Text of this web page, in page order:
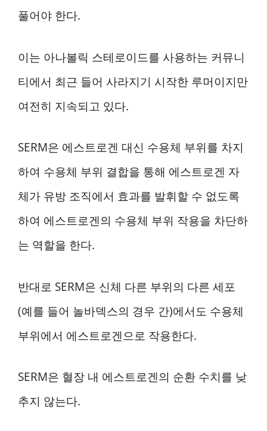
풀어야 한다.
이는 아나볼릭 스테로이드를 사용하는 커뮤니
티에서 최근 들어 사라지기 시작한 루머이지만
여전히 지속되고 있다.
SERM은 에스트로겐 대신 수용체 부위를 차지
하여 수용체 부위 결합을 통해 에스트로겐 자
체가 유방 조직에서 효과를 발휘할 수 없도록
하여 에스트로겐의 수용체 부위 작용을 차단하
는 역할을 한다.
반대로 SERM은 신체 다른 부위의 다른 세포
(예를 들어 놀바덱스의 경우 간)에서도 수용체
부위에서 에스트로겐으로 작용한다.
SERM은 혈장 내 에스트로겐의 순환 수치를 낮
추지 않는다.